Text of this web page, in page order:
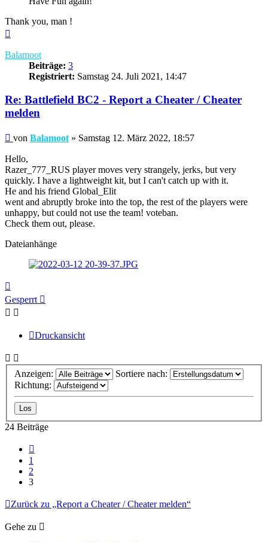
Thank you, man !
Balamoot
Beiträge: 3
Registriert: Samstag 24. Juli 2021, 14:47
Re: Battlefield BC2 - Report a Cheater / Cheater
melden
Beitrag
von Balamoot » Samstag 12. März 2022, 18:57
Hello,
Razer_777_RUS player moves very strangely, jerks, but very
quickly. I have a lightweight kit, but I can't catch up with it.
He and his friend Global_Elit
went and abruptly broke into the top, the rest of the players were
unhappy, but could not use the team! voteban.
Check them out, please.
Dateianhänge
oben
Gesperrt
Druckansicht
Anzeigen:
Sortiere nach:
Richtung:
24 Beiträge
1
2
3
Zurück zu „Report a Cheater / Cheater melden“
Gehe zu